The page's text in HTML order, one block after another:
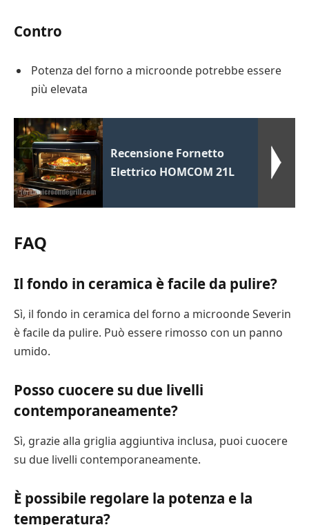
Contro
Potenza del forno a microonde potrebbe essere
più elevata
Recensione Fornetto
Elettrico HOMCOM 21L
FAQ
Il fondo in ceramica è facile da pulire?
Sì, il fondo in ceramica del forno a microonde Severin
è facile da pulire. Può essere rimosso con un panno
umido.
Posso cuocere su due livelli
contemporaneamente?
Sì, grazie alla griglia aggiuntiva inclusa, puoi cuocere
su due livelli contemporaneamente.
È possibile regolare la potenza e la
temperatura?